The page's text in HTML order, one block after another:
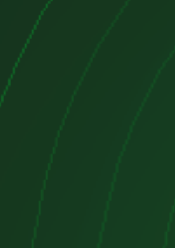
encontrará una gama completa de
de cambio para diferentes modelos y
ofreciendo una solución adaptada
específicas.
ofrecido en nuestro sitio viene
de una descripción detallada que incluye
y especificaciones relevantes
a tomar una decisión informada.
a su disposición un servicio al
y receptivo, listo para responder a
y guiarlo a lo largo del proceso de
de su coche o una caja de cambio para
modelo clásico, encontrará todo lo que